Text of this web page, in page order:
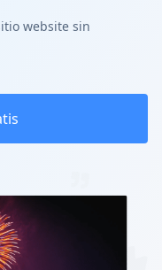
website sin